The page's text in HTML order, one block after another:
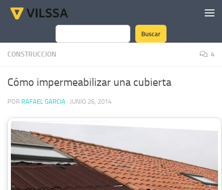
Saltar al contenido
Buscar
Buscar
CONSTRUCCION 4
Cómo impermeabilizar una cubierta
POR RAFAEL GARCIA · JUNIO 26, 2014